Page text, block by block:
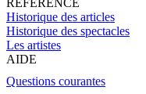
RÉFÉRENCE
Historique des articles
Historique des spectacles
Les artistes
AIDE
Questions courantes